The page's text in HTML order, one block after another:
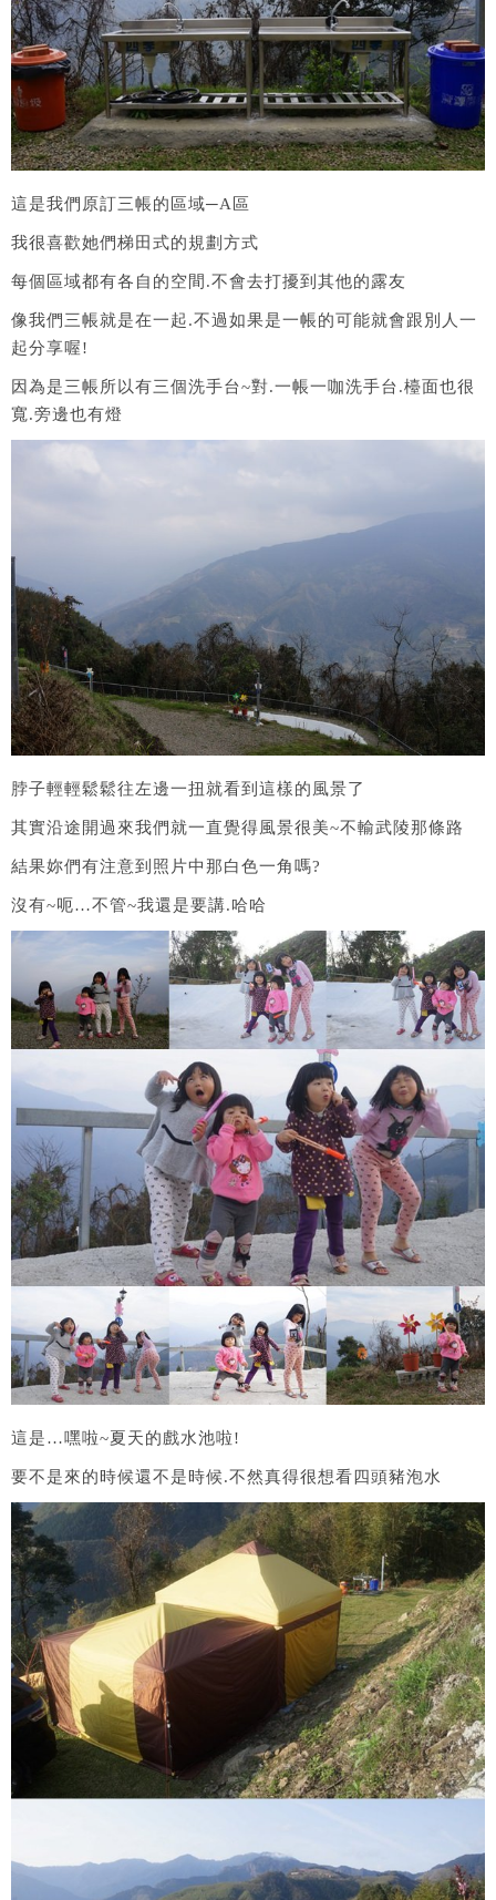
這是我們原訂三帳的區域─A區
我很喜歡她們梯田式的規劃方式
每個區域都有各自的空間.不會去打擾到其他的露友
像我們三帳就是在一起.不過如果是一帳的可能就會跟別人一
起分享喔!
因為是三帳所以有三個洗手台~對.一帳一咖洗手台.檯面也很
寬.旁邊也有燈
脖子輕輕鬆鬆往左邊一扭就看到這樣的風景了
其實沿途開過來我們就一直覺得風景很美~不輸武陵那條路
結果妳們有注意到照片中那白色一角嗎?
沒有~呃…不管~我還是要講.哈哈
這是…嘿啦~夏天的戲水池啦!
要不是來的時候還不是時候.不然真得很想看四頭豬泡水